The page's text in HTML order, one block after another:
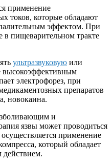
применение
токов, которые обладают
эффектом. При
пищеварительном тракте
ультразвуковую или
высокоэффективным
электрофорез, при
препаратов
новокаина.
и
язвы может проводиться
применение
который обладает